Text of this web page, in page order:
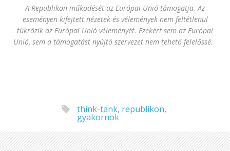
A Republikon működését az Európai Unió támogatja. Az
eseményen kifejtett nézetek és vélemények nem feltétlenül
tükrözik az Európai Unió véleményét. Ezekért sem az Európai
Unió, sem a támogatást nyújtó szervezet nem tehető felelőssé.
think-tank, republikon,
gyakornok